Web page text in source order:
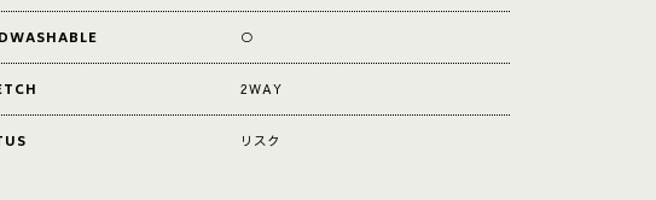
○
2WAY
リスク